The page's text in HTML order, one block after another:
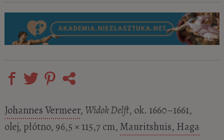
Johannes Vermeer, Widok Delft, ok. 1660–1661,
olej, płótno, 96,5 × 115,7 cm, Mauritshuis, Haga